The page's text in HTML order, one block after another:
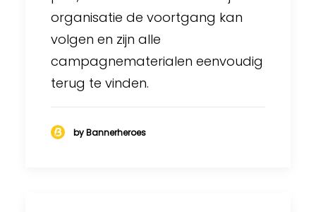
organisatie de voortgang kan
volgen en zijn alle
campagnematerialen eenvoudig
terug te vinden.
by Bannerheroes